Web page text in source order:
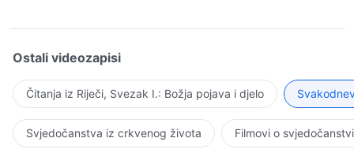
Ostali videozapisi
Čitanja iz Riječi, Svezak I.: Božja pojava i djelo
Svjedočanstva iz crkvenog života Filmovi o